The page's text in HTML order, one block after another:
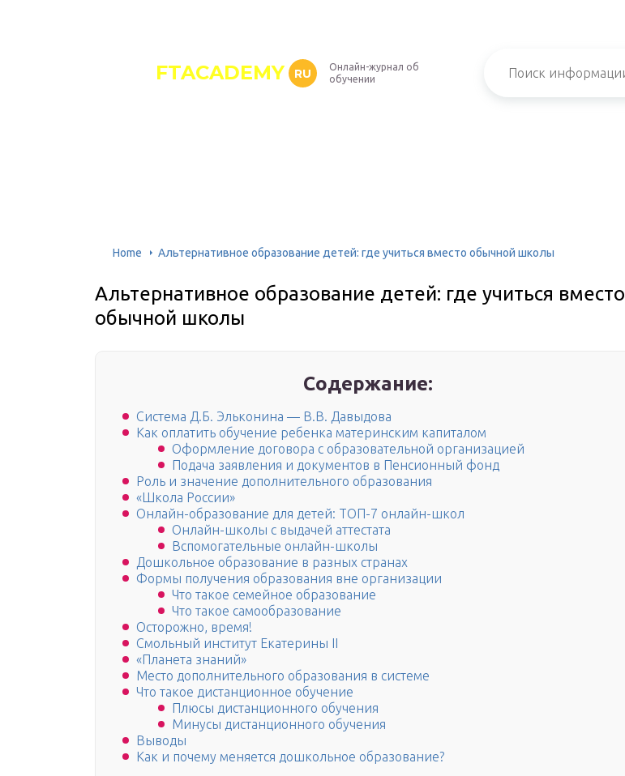
FTACADEMY RU
Онлайн-журнал об
обучении
Home Альтернативное образование детей: где учиться вместо обычной школы
Альтернативное образование детей: где учиться вместо
обычной школы
Содержание:
Система Д.Б. Эльконина — В.В. Давыдова
Как оплатить обучение ребенка материнским капиталом
Оформление договора с образовательной организацией
Подача заявления и документов в Пенсионный фонд
Роль и значение дополнительного образования
«Школа России»
Онлайн-образование для детей: ТОП-7 онлайн-школ
Онлайн-школы с выдачей аттестата
Вспомогательные онлайн-школы
Дошкольное образование в разных странах
Формы получения образования вне организации
Что такое семейное образование
Что такое самообразование
Осторожно, время!
Смольный институт Екатерины II
«Планета знаний»
Место дополнительного образования в системе
Что такое дистанционное обучение
Плюсы дистанционного обучения
Минусы дистанционного обучения
Выводы
Как и почему меняется дошкольное образование?